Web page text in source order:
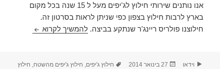
אנו נותנים שירותי חילוץ לג'יפים מעל ל 15 שנה בכל מקום
בארץ לרבות חילוץ בצפון כפי שניתן לראות בסרטון זה.
חילוצנו פולריס ריינג'ר שנתקע בביצה.להמשיך לקרוא חילוץ גיפים
פורמט
וידאו
פורסם
27 בינואר 2014 תגיות
חילוץ ג'יפים, חילוץ ג'יפים מהשטח, חילוץ